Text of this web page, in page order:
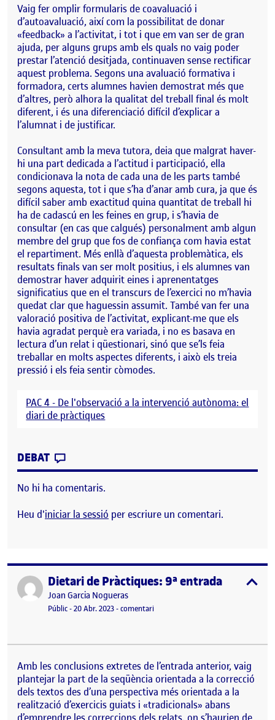
Vaig fer omplir formularis de coavaluació i
d’autoavaluació, així com la possibilitat de donar
«feedback» a l’activitat, i tot i que em van ser de gran
ajuda, per alguns grups amb els quals no vaig poder
prestar l’atenció desitjada, continuaven sense rectificar
aquest problema. Segons una avaluació formativa i
formadora, certs alumnes havien demostrat més que
d’altres, però alhora la qualitat del treball final és molt
diferent, i és una diferenciació difícil d’explicar a
l’alumnat i de justificar.
Consultant amb la meva tutora, deia que malgrat haver-
hi una part dedicada a l’actitud i participació, ella
condicionava la nota de cada una de les parts també
segons aquesta, tot i que s’ha d’anar amb cura, ja que és
difícil saber amb exactitud quina quantitat de treball hi
ha de cadascú en les feines en grup, i s’havia de
consultar (en cas que calgués) personalment amb algun
membre del grup que fos de confiança com havia estat
el repartiment. Més enllà d’aquesta problemàtica, els
resultats finals van ser molt positius, i els alumnes van
demostrar haver adquirit eines i aprenentatges
significatius que en el transcurs de l’exercici no m’havia
quedat clar que haguessin assumit. També van fer una
valoració positiva de l’activitat, explicant-me que els
havia agradat perquè era variada, i no es basava en
lectura d’un relat i qüestionari, sinó que se’ls feia
treballar en molts aspectes diferents, i això els treia
pressió i els feia sentir còmodes.
PAC 4 - De l'observació a la intervenció autònoma: el
diari de pràctiques
DEBAT
No hi ha comentaris.
Heu d'iniciar la sessió per escriure un comentari.
Publicat perDietari de Pràctiques: 9ª entrada
Publicat per
Joan Garcia Nogueras
Visibilitat:
Públic-Data de publicació
20 Abr. 2023-comentariel Dietari de Pràctiques: 9ª entrada
Amb les conclusions extretes de l’entrada anterior, vaig
plantejar la part de la seqüència orientada a la correcció
dels textos des d’una perspectiva més orientada a la
realització d’exercicis guiats i «tradicionals» abans